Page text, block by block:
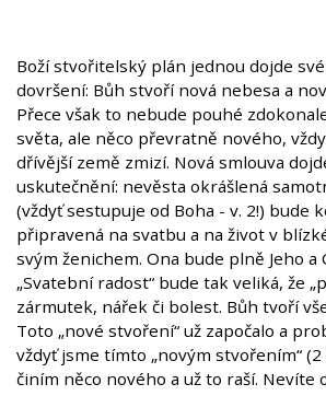
Boží stvořitelský plán jednou dojde
dovršení: Bůh stvoří nová nebesa a
Přece však to nebude pouhé
světa, ale něco převratně nového,
dřívější země zmizí. Nová smlouva
uskutečnění: nevěsta okrášlená
(vždyť sestupuje od Boha - v. 2!) bude
připravená na svatbu a na život v
svým ženichem. Ona bude plně Jeho
„Svatební radost“ bude tak veliká, že
zármutek, nářek či bolest. Bůh tvoří
Toto „nové stvoření“ už započalo a
vždyť jsme tímto „novým stvořením“ (2
činím něco nového a už to raší. Nevíte